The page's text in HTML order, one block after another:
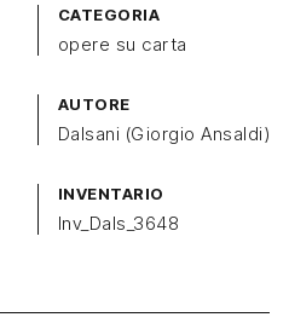
CATEGORIA
opere su carta
AUTORE
Dalsani (Giorgio Ansaldi)
INVENTARIO
Inv_Dals_3648